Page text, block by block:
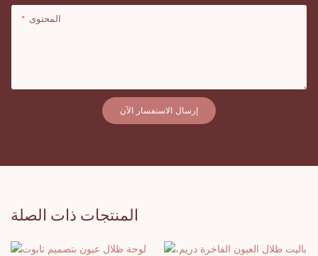
المحتوى
إرسال الاستفسار الآن
المنتجات ذات الصلة